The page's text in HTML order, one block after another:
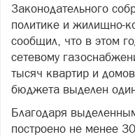
Законодательного
политике и жилищно-
сообщил, что в этом
сетевому
тысяч квартир и
бюджета выделен
Благодаря
построено не менее